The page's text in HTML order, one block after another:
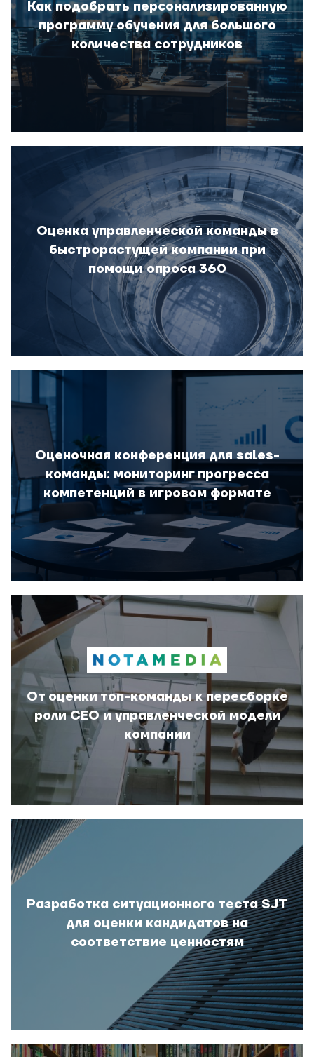
Как подобрать персонализированную
программу обучения для большого
количества сотрудников
Оценка управленческой команды в
быстрорастущей компании при
помощи опроса 360
Оценочная конференция для sales-
команды: мониторинг прогресса
компетенций в игровом формате
От оценки топ-команды к пересборке
роли CEO и управленческой модели
компании
Разработка ситуационного теста SJT
для оценки кандидатов на
соответствие ценностям